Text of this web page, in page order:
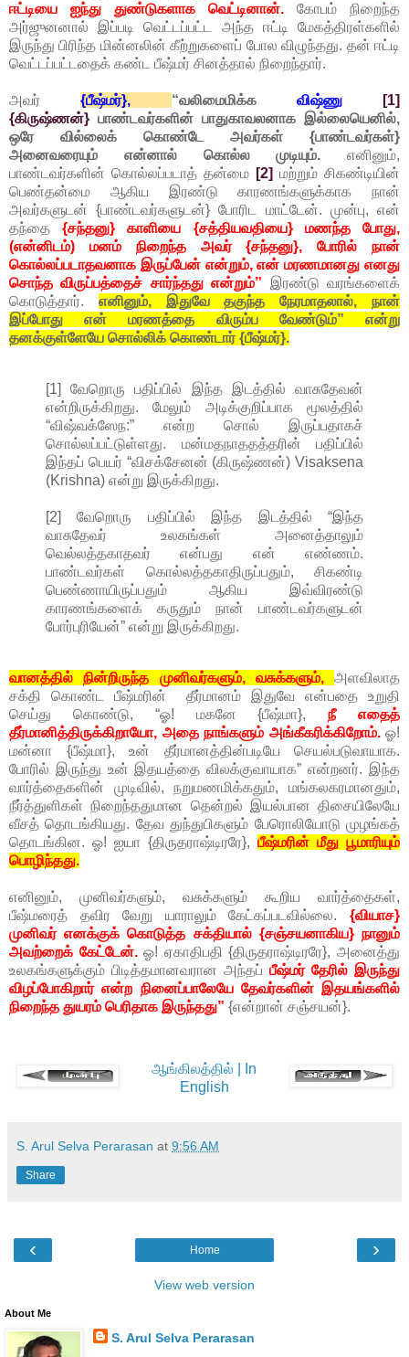
ஈட்டியை ஐந்து துண்டுகளாக வெட்டினான். கோபம் நிறைந்த
அர்ஜுனனால் இப்படி வெட்டப்பட்ட அந்த ஈட்டி மேகத்திரள்களில்
இருந்து பிரிந்த மின்னலின் கீற்றுகளைப் போல விழுந்தது. தன் ஈட்டி
வெட்டப்பட்டதைக் கண்ட பீஷ்மர் சினத்தால் நிறைந்தார்.
அவர்{பீஷ்மர்}, “வலிமைமிக்க விஷ்ணு
[1]
{கிருஷ்ணன்} பாண்டவர்களின் பாதுகாவலனாக இல்லையெனில்,
ஒரே வில்லைக் கொண்டே அவர்கள் {பாண்டவர்கள்}
அனைவரையும் என்னால் கொல்ல முடியும். எனினும்,
பாண்டவர்களின் கொல்லப்படாத் தன்மை [2] மற்றும் சிகண்டியின்
பெண்தன்மை ஆகிய இரண்டு காரணங்களுக்காக நான்
அவர்களுடன் {பாண்டவர்களுடன்} போரிட மாட்டேன். முன்பு, என்
தந்தை{சந்தனு} காளியை {சத்தியவதியை} மணந்த போது,
(என்னிடம்) மனம் நிறைந்த அவர் {சந்தனு}, போரில் நான்
கொல்லப்படாதவனாக இருப்பேன் என்றும், என் மரணமானது எனது
சொந்த விருப்பத்தைச் சார்ந்தது என்றும்” இரண்டு வரங்களைக்
கொடுத்தார். எனினும், இதுவே தகுந்த நேரமாதலால், நான்
இப்போது என் மரணத்தை விரும்ப வேண்டும்” என்று
தனக்குள்ளேயே சொல்லிக் கொண்டார் {பீஷ்மர்}.
[1] வேறொரு பதிப்பில் இந்த இடத்தில் வாசுதேவன்
என்றிருக்கிறது. மேலும் அடிக்குறிப்பாக மூலத்தில்
“விஷ்வக்ஸேந:” என்ற சொல் இருப்பதாகச்
சொல்லப்பட்டுள்ளது. மன்மதநாததத்தரின் பதிப்பில்
இந்தப் பெயர் “விசக்சேனன் (கிருஷ்ணன்) Visaksena
(Krishna) என்று இருக்கிறது.
[2] வேறொரு பதிப்பில் இந்த இடத்தில் “இந்த
வாசுதேவர் உலகங்கள் அனைத்தாலும்
வெல்லத்தகாதவர் என்பது என் எண்ணம்.
பாண்டவர்கள் கொல்லத்தகாதிருப்பதும், சிகண்டி
பெண்ணாயிருப்பதும் ஆகிய இவ்விரண்டு
காரணங்களைக் கருதும் நான் பாண்டவர்களுடன்
போர்புரியேன்” என்று இருக்கிறது.
வானத்தில் நின்றிருந்த முனிவர்களும், வசுக்களும், அளவிலாத
சக்தி கொண்ட பீஷ்மரின் தீர்மானம் இதுவே என்பதை உறுதி
செய்து கொண்டு, “ஓ! மகனே {பீஷ்மா},நீ எதைத்
தீர்மானித்திருக்கிறாயோ, அதை நாங்களும் அங்கீகரிக்கிறோம்.ஓ!
மன்னா {பீஷ்மா}, உன் தீர்மானத்தின்படியே செயல்படுவாயாக.
போரில் இருந்து உன் இதயத்தை விலக்குவாயாக” என்றனர். இந்த
வார்த்தைகளின் முடிவில், நறுமணமிக்கதும், மங்கலகரமானதும்,
நீர்த்துளிகள் நிறைந்ததுமான தென்றல் இயல்பான திசையிலேயே
வீசத் தொடங்கியது. தேவ துந்துபிகளும் பேரொலியோடு முழங்கத்
தொடங்கின. ஓ! ஐயா {திருதராஷ்டிரரே}, பீஷ்மரின் மீது பூமாரியும்
பொழிந்தது.
எனினும், முனிவர்களும், வசுக்களும் கூறிய வார்த்தைகள்,
பீஷ்மரைத் தவிர வேறு யாராலும் கேட்கப்படவில்லை. {வியாச}
முனிவர் எனக்குக் கொடுத்த சக்தியால் {சஞ்சயனாகிய} நானும்
அவற்றைக் கேட்டேன்.ஓ! ஏகாதிபதி {திருதராஷ்டிரரே}, அனைத்து
உலகங்களுக்கும் பிடித்தமானவரான அந்தப் பீஷ்மர் தேரில் இருந்து
விழப்போகிறார் என்ற நினைப்பாலேயே தேவர்களின் இதயங்களில்
நிறைந்த துயரம் பெரிதாக இருந்தது” {என்றான் சஞ்சயன்}.
ஆங்கிலத்தில் | In
English
S. Arul Selva Perarasan at 9:56 AM
Share
‹ ›
Home
View web version
About Me
S. Arul Selva Perarasan